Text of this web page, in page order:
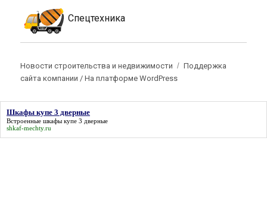
Спецтехника
Новости строительства и недвижимости
Поддержка
сайта компании /На платформе WordPress
Шкафы купе 3 дверные
Встроенные шкафы купе 3 дверные
shkaf-mechty.ru